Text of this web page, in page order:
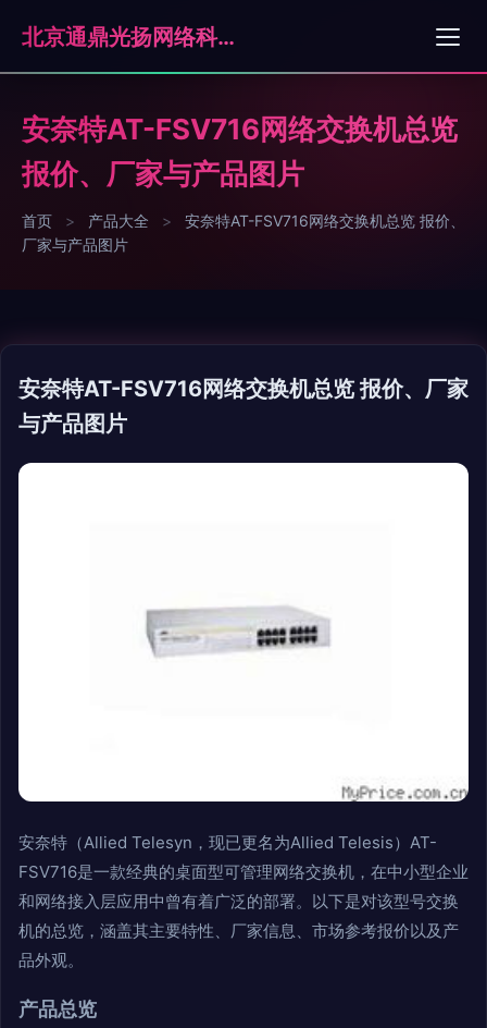
北京通鼎光扬网络科技有限公司
安奈特AT-FSV716网络交换机总览
报价、厂家与产品图片
首页 > 产品大全 >
安奈特AT-FSV716网络交换机总览 报价、
厂家与产品图片
安奈特AT-FSV716网络交换机总览 报价、厂家
与产品图片
安奈特（Allied Telesyn，现已更名为Allied Telesis）AT-
FSV716是一款经典的桌面型可管理网络交换机，在中小型企业
和网络接入层应用中曾有着广泛的部署。以下是对该型号交换
机的总览，涵盖其主要特性、厂家信息、市场参考报价以及产
品外观。
产品总览